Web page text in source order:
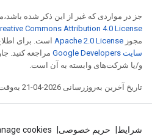
جز در مواردی که غیر از این ذکر شده
Commons Attribution 4.0 License
مجوز Apache 2.0 License است. برای
سایت Google Developers‏
و/یا شرکت‌های وابسته به آن است.
تاریخ آخرین به‌روزرسانی 2026-04-21 به‌وقت ساعت هماهنگ جهانی.
شرایط حریم خصوصی cookies